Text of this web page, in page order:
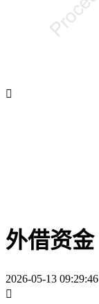

外借资金
2026-05-13 09:29:46
